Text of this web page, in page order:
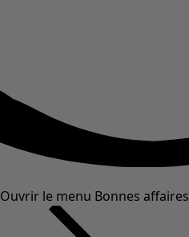
Ouvrir le menu Bonnes affaires